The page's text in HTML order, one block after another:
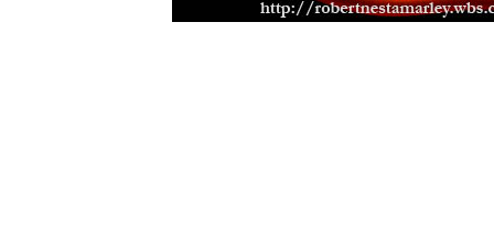
Jah Lude je novou vlnou